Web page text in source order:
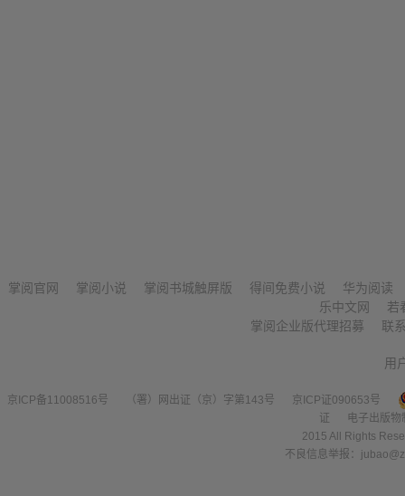
掌阅官网 掌阅小说 掌阅书城触屏版 得间免费小说
华为阅读
乐中文网
若
掌阅企业版代理招募
联
用
京ICP备11008516号 （署）网出证（京）字第143号
京ICP证090653号
证
电子出版
2015 All Rights
不良信息举报：